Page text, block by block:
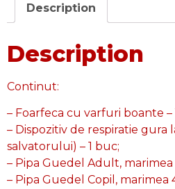
Description
Description
Continut:
– Foarfeca cu varfuri boante –
– Dispozitiv de respiratie gura
salvatorului) – 1 buc;
– Pipa Guedel Adult, marimea
– Pipa Guedel Copil, marimea